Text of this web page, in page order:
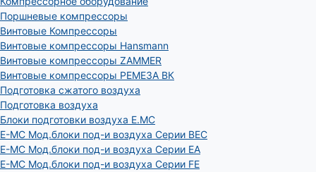
Поршневые компрессоры
Винтовые Компрессоры
Винтовые компрессоры Hansmann
Винтовые компрессоры ZAMMER
Винтовые компрессоры РЕМЕЗА ВК
Подготовка сжатого воздуха
Подготовка воздуха
Блоки подготовки воздуха E.MC
E-MC Мод.блоки под-и воздуха Серии BEC
E-MC Мод.блоки под-и воздуха Серии EA
E-MC Мод.блоки под-и воздуха Серии FE